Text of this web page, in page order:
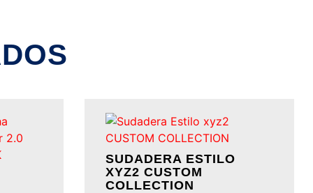
SUDADERA ESTILO
XYZ2 CUSTOM
COLLECTION